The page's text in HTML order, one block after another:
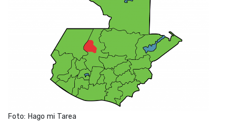
Foto: Hago mi Tarea